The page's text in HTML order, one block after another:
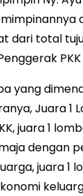
dari total
PKK
yang
Juara 1
juara 1
dengan
juara 1